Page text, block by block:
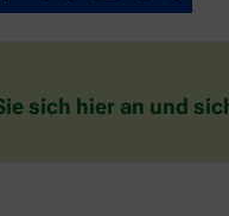
sich hier an und